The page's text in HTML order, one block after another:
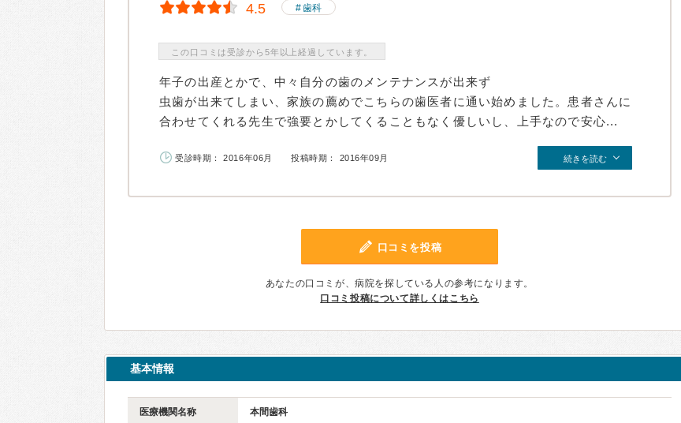
4.5 歯科
この口コミは受診から5年以上経過しています。
年子の出産とかで、中々自分の歯のメンテナンスが出来ず
虫歯が出来てしまい、家族の薦めでこちらの歯医者に通い始めました。患者さんに
合わせてくれる先生で強要とかしてくることもなく優しいし、上手なので安心...
受診時期： 2016年06月 投稿時期： 2016年09月 続きを読む
口コミを投稿
あなたの口コミが、病院を探している人の参考になります。
口コミ投稿について詳しくはこちら
基本情報
医療機関名称 本間歯科